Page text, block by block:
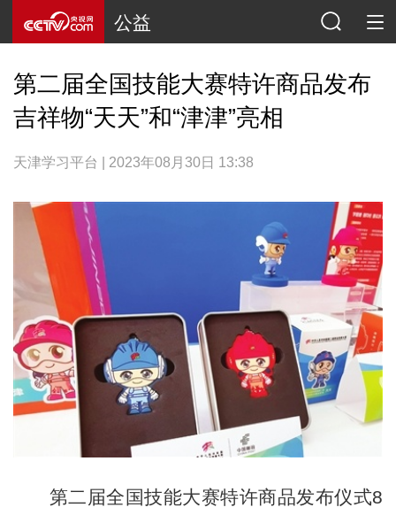
公益
第二届全国技能大赛特许商品发布
吉祥物“天天”和“津津”亮相
天津学习平台 | 2023年08月30日 13:38
第二届全国技能大赛特许商品发布仪式8